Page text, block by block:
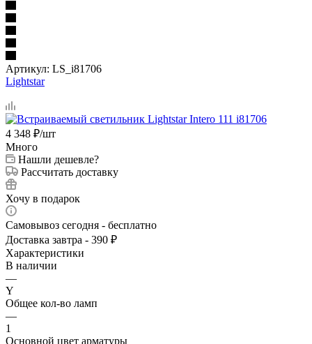
Артикул: LS_i81706
Lightstar
4 348 ₽/шт
Много
Нашли дешевле?
Рассчитать доставку
Хочу в подарок
Самовывоз сегодня - бесплатно
Доставка завтра - 390 ₽
Характеристики
В наличии
—
Y
Общее кол-во ламп
—
1
Основной цвет арматуры